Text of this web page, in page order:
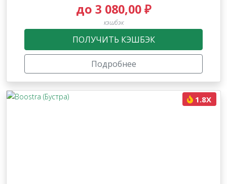
до 3 080,00 ₽
кэшбэк
ПОЛУЧИТЬ КЭШБЭК
Подробнее
1.8X